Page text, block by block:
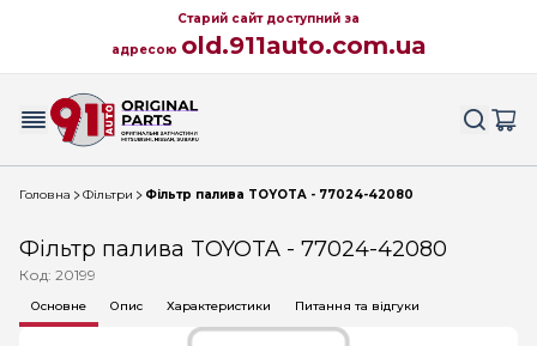
Старий сайт доступний за
адресою old.911auto.com.ua
Головна Фільтри Фільтр палива TOYOTA - 77024-42080
Фільтр палива TOYOTA - 77024-42080
Код: 20199
Основне Опис Характеристики Питання та відгуки